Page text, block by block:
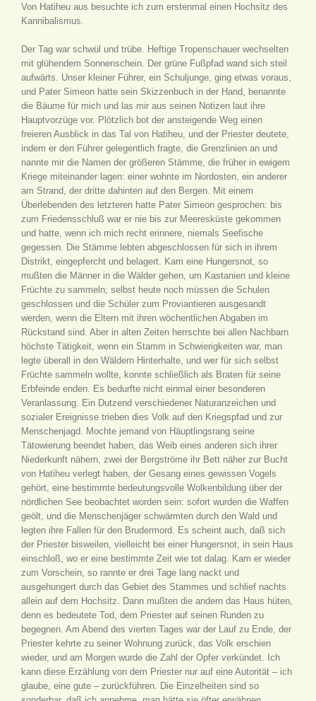
Von Hatiheu aus besuchte ich zum erstenmal einen Hochsitz des
Kannibalismus.
Der Tag war schwül und trübe. Heftige Tropenschauer wechselten
mit glühendem Sonnenschein. Der grüne Fußpfad wand sich steil
aufwärts. Unser kleiner Führer, ein Schuljunge, ging etwas voraus,
und Pater Simeon hatte sein Skizzenbuch in der Hand, benannte
die Bäume für mich und las mir aus seinen Notizen laut ihre
Hauptvorzüge vor. Plötzlich bot der ansteigende Weg einen
freieren Ausblick in das Tal von Hatiheu, und der Priester deutete,
indem er den Führer gelegentlich fragte, die Grenzlinien an und
nannte mir die Namen der größeren Stämme, die früher in ewigem
Kriege miteinander lagen: einer wohnte im Nordosten, ein anderer
am Strand, der dritte dahinten auf den Bergen. Mit einem
Überlebenden des letzteren hatte Pater Simeon gesprochen: bis
zum Friedensschluß war er nie bis zur Meeresküste gekommen
und hatte, wenn ich mich recht erinnere, niemals Seefische
gegessen. Die Stämme lebten abgeschlossen für sich in ihrem
Distrikt, eingepfercht und belagert. Kam eine Hungersnot, so
mußten die Männer in die Wälder gehen, um Kastanien und kleine
Früchte zu sammeln; selbst heute noch müssen die Schulen
geschlossen und die Schüler zum Proviantieren ausgesandt
werden, wenn die Eltern mit ihren wöchentlichen Abgaben im
Rückstand sind. Aber in alten Zeiten herrschte bei allen Nachbarn
höchste Tätigkeit, wenn ein Stamm in Schwierigkeiten war, man
legte überall in den Wäldern Hinterhalte, und wer für sich selbst
Früchte sammeln wollte, konnte schließlich als Braten für seine
Erbfeinde enden. Es bedurfte nicht einmal einer besonderen
Veranlassung. Ein Dutzend verschiedener Naturanzeichen und
sozialer Ereignisse trieben dies Volk auf den Kriegspfad und zur
Menschenjagd. Mochte jemand von Häuptlingsrang seine
Tätowierung beendet haben, das Weib eines anderen sich ihrer
Niederkunft nähern, zwei der Bergströme ihr Bett näher zur Bucht
von Hatiheu verlegt haben, der Gesang eines gewissen Vogels
gehört, eine bestimmte bedeutungsvolle Wolkenbildung über der
nördlichen See beobachtet worden sein: sofort wurden die Waffen
geölt, und die Menschenjäger schwärmten durch den Wald und
legten ihre Fallen für den Brudermord. Es scheint auch, daß sich
der Priester bisweilen, vielleicht bei einer Hungersnot, in sein Haus
einschloß, wo er eine bestimmte Zeit wie tot dalag. Kam er wieder
zum Vorschein, so rannte er drei Tage lang nackt und
ausgehungert durch das Gebiet des Stammes und schlief nachts
allein auf dem Hochsitz. Dann mußten die andern das Haus hüten,
denn es bedeutete Tod, dem Priester auf seinen Runden zu
begegnen. Am Abend des vierten Tages war der Lauf zu Ende, der
Priester kehrte zu seiner Wohnung zurück, das Volk erschien
wieder, und am Morgen wurde die Zahl der Opfer verkündet. Ich
kann diese Erzählung von dem Priester nur auf eine Autorität – ich
glaube, eine gute – zurückführen. Die Einzelheiten sind so